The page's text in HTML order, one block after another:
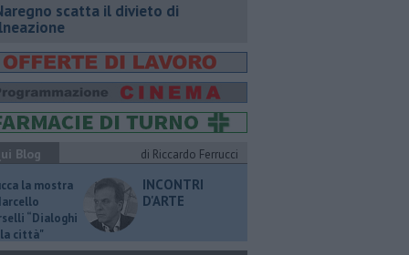
scatta il divieto di
Blog
di Riccardo Ferrucci
la mostra
“Dialoghi
città"
INCONTRI
D'ARTE